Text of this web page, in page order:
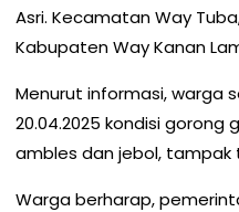
Asri. Kecamatan Way
Kabupaten Way Kanan
Menurut informasi, warga
20.04.2025 kondisi
ambles dan jebol, tampak
Warga berharap,